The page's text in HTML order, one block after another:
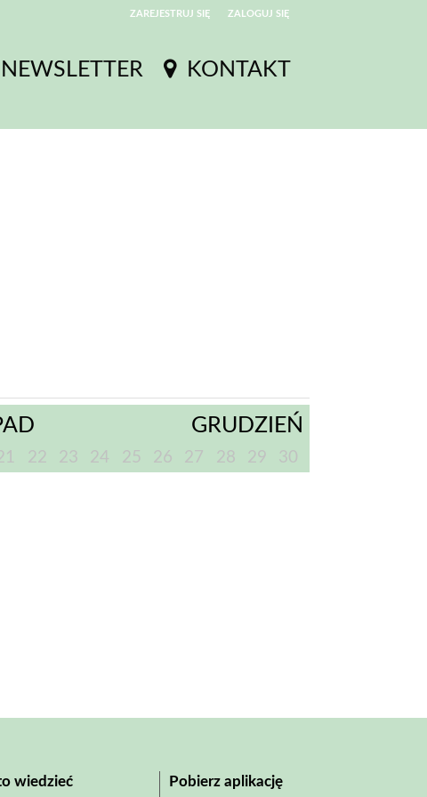
ZAREJESTRUJ SIĘ ZALOGUJ SIĘ
NEWSLETTER KONTAKT
GRUDZIEŃ
22 23 24 25 26 27 28 29 30
wiedzieć Pobierz aplikację